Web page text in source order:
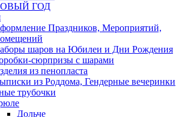
ГОД
Праздников, Мероприятий,
шаров на Юбилеи и Дни Рождения
сюрпризы с шарами
из пенопласта
из Роддома, Гендерные вечеринки
трубочки
Дольче